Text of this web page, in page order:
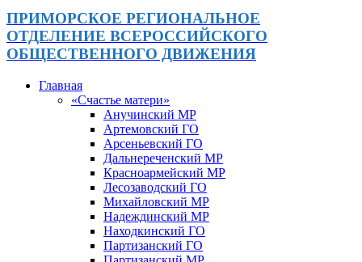
ПРИМОРСКОЕ РЕГИОНАЛЬНОЕ
ОТДЕЛЕНИЕ ВСЕРОССИЙСКОГО
ОБЩЕСТВЕННОГО ДВИЖЕНИЯ
Главная
«Счастье матери»
Анучинский МР
Артемовский ГО
Арсеньевский ГО
Дальнереченский МР
Красноармейский МР
Лесозаводский ГО
Михайловский МР
Надеждинский МР
Находкинский ГО
Партизанский ГО